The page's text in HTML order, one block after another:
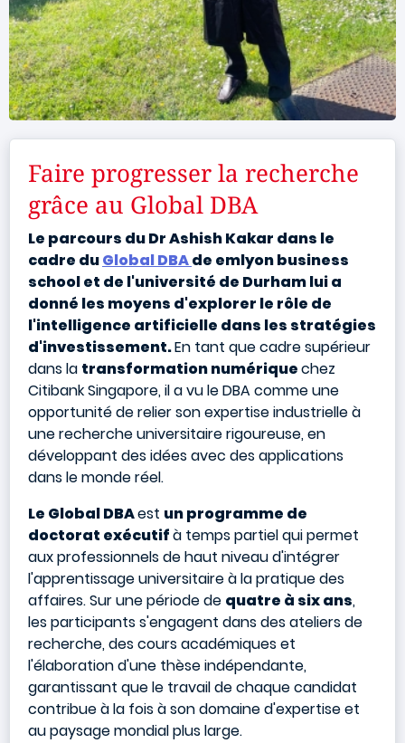
Faire progresser la recherche
grâce au Global DBA
Le parcours du Dr Ashish Kakar dans le
cadre duGlobal DBAde emlyon business
school et de l'université de Durham lui a
donné les moyens d'explorer le rôle de
l'intelligence artificielle dans les stratégies
d'investissement.En tant que cadre supérieur
dans la transformation numériquechez
Citibank Singapore, il a vu le DBA comme une
opportunité de relier son expertise industrielle à
une recherche universitaire rigoureuse, en
développant des idées avec des applications
dans le monde réel.
Le Global DBAest un programme de
doctorat exécutifà temps partiel qui permet
aux professionnels de haut niveau d'intégrer
l'apprentissage universitaire à la pratique des
affaires. Sur une période de quatre à six ans,
les participants s'engagent dans des ateliers de
recherche, des cours académiques et
l'élaboration d'une thèse indépendante,
garantissant que le travail de chaque candidat
contribue à la fois à son domaine d'expertise et
au paysage mondial plus large.